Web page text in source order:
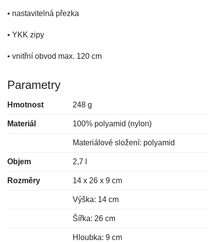
• nastavitelná přezka
• YKK zipy
• vnitřní obvod max. 120 cm
Parametry
Hmotnost 248 g
Materiál 100% polyamid (nylon)
Materiálové složení: polyamid
Objem 2,7 l
Rozměry 14 x 26 x 9 cm
Výška: 14 cm
Šířka: 26 cm
Hloubka: 9 cm